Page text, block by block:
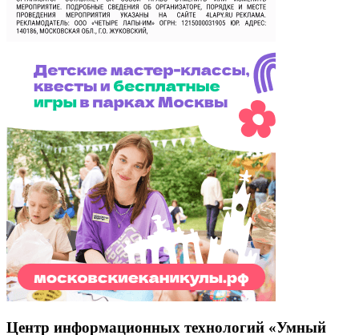
Центр информационных технологий «Умный